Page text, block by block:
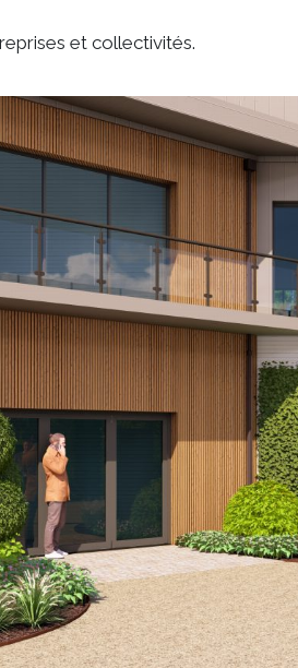
et collectivités.